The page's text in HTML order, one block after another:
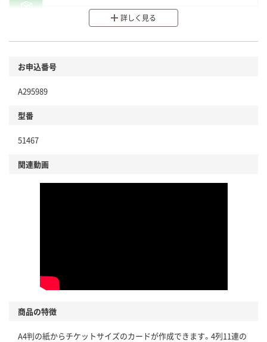
分別・リサイクルしやすい設計
本体
仕組
詳しく見る
お申込番号
A295989
型番
51467
関連動画
商品の特徴
A4判の紙からチケットサイズのカードが作成できます。4列11連の